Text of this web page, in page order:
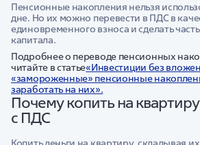
Пенсионные накопления нельзя
дне. Но их можно перевести в ПДС в
единовременного взноса и сделать
капитала.
Подробнее о переводе пенсионных
читайте в статье«Инвестиции без
«замороженные» пенсионные
заработать на них».
Почему копить на
с ПДС